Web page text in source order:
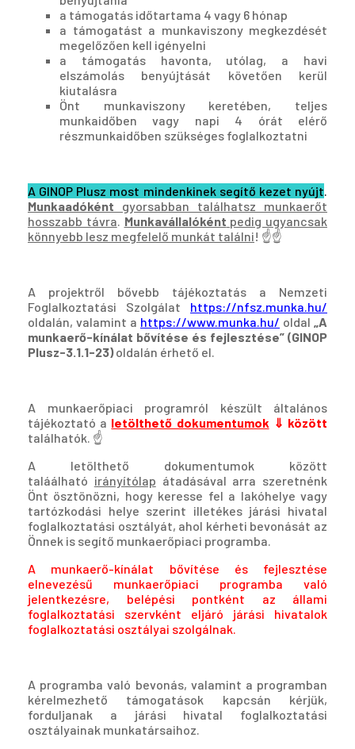
a támogatás időtartama 4 vagy 6 hónap
a támogatást a munkaviszony megkezdését
megelőzően kell igényelni
a támogatás havonta, utólag, a havi
elszámolás benyújtását követően kerül
kiutalásra
Önt munkaviszony keretében, teljes
munkaidőben vagy napi 4 órát elérő
részmunkaidőben szükséges foglalkoztatni
A GINOP Plusz most mindenkinek segítő kezet nyújt.
Munkaadóként gyorsabban találhatsz munkaerőt
hosszabb távra. Munkavállalóként pedig ugyancsak
könnyebb lesz megfelelő munkát találni! ☝️☝️
A projektről bővebb tájékoztatás a Nemzeti
Foglalkoztatási Szolgálat https://nfsz.munka.hu/
oldalán, valamint a https://www.munka.hu/ oldal „A
munkaerő-kínálat bővítése és fejlesztése” (GINOP
Plusz-3.1.1-23)oldalán érhető el.
A munkaerőpiaci programról készült általános
tájékoztató a letölthető dokumentumok ⇓ között
találhatók. ☝️
A letölthető dokumentumok között
taláálható irányítólap átadásával arra szeretnénk
Önt ösztönözni, hogy keresse fel a lakóhelye vagy
tartózkodási helye szerint il­letékes járási hivatal
foglalkoztatási osztályát, ahol kérheti bevonását az
Önnek is se­gítő munkaerőpiaci programba.
A munkaerő-kínálat bővítése és fejlesztése
elnevezésű munkaerőpiaci programba való
jelentkezésre, belépési pontként az állami
foglalkoztatási szervként eljáró járási hivatalok
foglalkoztatási osztályai szolgálnak.
A programba való bevonás, valamint a programban
kérelmezhető támogatások kapcsán kérjük,
forduljanak a járási hivatal foglalkoztatási
osztályainak munkatársaihoz.